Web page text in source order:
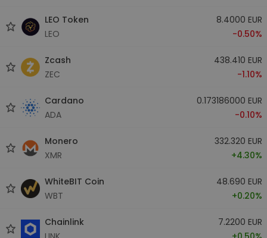
LEO Token
LEO
8.4000 EUR
-0.50%
Zcash
ZEC
438.410 EUR
-1.10%
Cardano
ADA
0.173186000 EUR
-0.10%
Monero
XMR
332.320 EUR
+4.30%
WhiteBIT Coin
WBT
48.690 EUR
+0.20%
Chainlink
7.2200 EUR